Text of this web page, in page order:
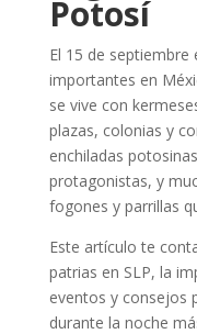
Potosí
El 15 de septiembre
importantes en
se vive con
plazas, colonias y
enchiladas
protagonistas, y
fogones y parrillas
Este artículo te
patrias en SLP, la
eventos y consejos
durante la noche